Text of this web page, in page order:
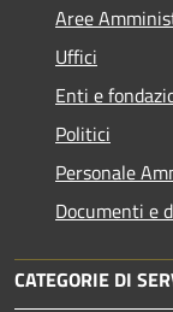
Aree
Uffici
Enti e
Politici
Personale
Documenti e
CATEGORIE DI